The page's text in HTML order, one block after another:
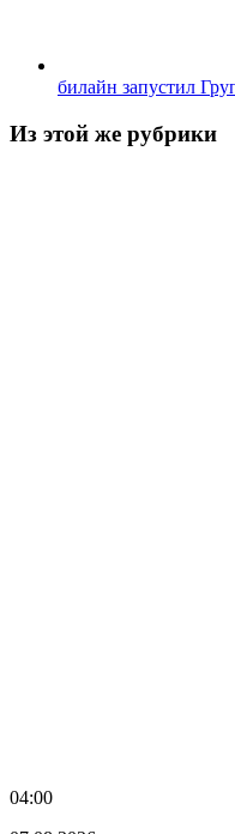
билайн запустил
Из этой же рубрики
04:00